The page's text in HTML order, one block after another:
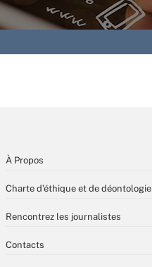
À Propos
Charte d’éthique et de déontologie
Rencontrez les journalistes
Contacts